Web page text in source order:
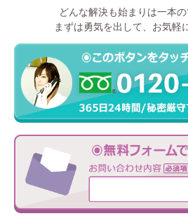
どんな解決も始まりは一本の
まずは勇気を出して、お気軽